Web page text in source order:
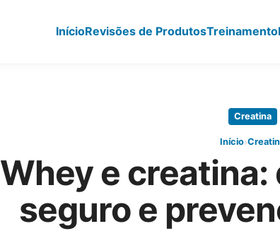
InícioRevisões de ProdutosTreinamento
Creatina
Início›
Whey e creatina:
seguro e